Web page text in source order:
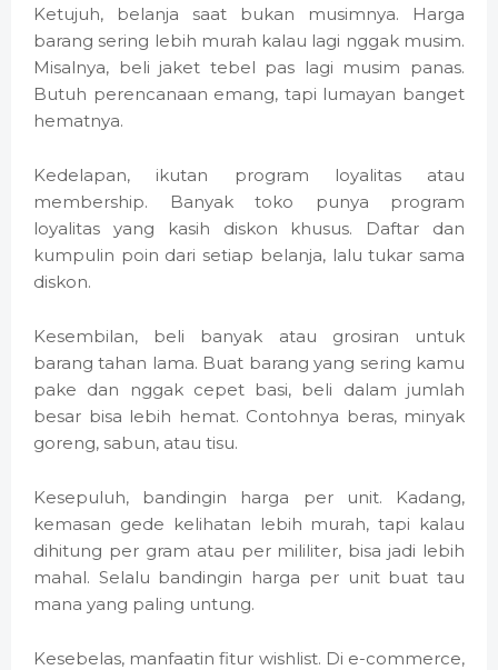
Ketujuh, belanja saat bukan musimnya. Harga
barang sering lebih murah kalau lagi nggak musim.
Misalnya, beli jaket tebel pas lagi musim panas.
Butuh perencanaan emang, tapi lumayan banget
hematnya.
Kedelapan, ikutan program loyalitas atau
membership. Banyak toko punya program
loyalitas yang kasih diskon khusus. Daftar dan
kumpulin poin dari setiap belanja, lalu tukar sama
diskon.
Kesembilan, beli banyak atau grosiran untuk
barang tahan lama. Buat barang yang sering kamu
pake dan nggak cepet basi, beli dalam jumlah
besar bisa lebih hemat. Contohnya beras, minyak
goreng, sabun, atau tisu.
Kesepuluh, bandingin harga per unit. Kadang,
kemasan gede kelihatan lebih murah, tapi kalau
dihitung per gram atau per mililiter, bisa jadi lebih
mahal. Selalu bandingin harga per unit buat tau
mana yang paling untung.
Kesebelas, manfaatin fitur wishlist. Di e-commerce,